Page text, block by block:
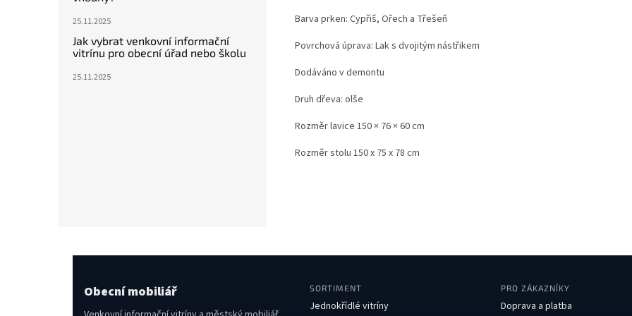
25.11.2025
Jak vybrat venkovní informační
vitrínu pro obecní úřad nebo školu
25.11.2025
Barva prken: Cypřiš, Ořech a Třešeň
Povrchová úprava: Lak s dvojitým nástřikem
Dodáváno v demontu
Druh dřeva: olše
Rozměr lavice 150 × 76 × 60 cm
Rozměr stolu 150 x 75 x 78 cm
Obecní mobiliář SORTIMENT
Jednokřídlé vitríny
PRO ZÁKAZNÍKY
Doprava a platba